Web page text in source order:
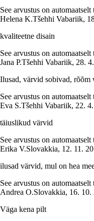
See arvustus on
Helena K.Tšehhi Vabariik,
kvaliteetne disain
See arvustus on
Jana P.Tšehhi Vabariik, 28.
Ilusad, värvid sobivad, rõõm
See arvustus on
Eva S.Tšehhi Vabariik, 22.
täiuslikud värvid
See arvustus on
Erika V.Slovakkia, 12. 11.
ilusad värvid, mul on hea
See arvustus on
Andrea O.Slovakkia, 16. 10.
Väga kena pilt